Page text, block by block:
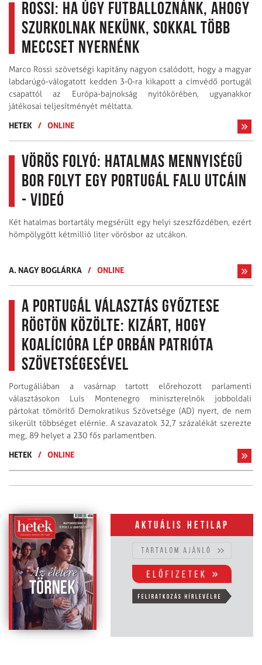
Rossi: ha úgy futballoznánk, ahogy
szurkolnak nekünk, sokkal több
meccset nyernénk
Marco Rossi szövetségi kapitány nagyon csalódott, hogy a magyar
labdarúgó-válogatott kedden 3-0-ra kikapott a címvédő portugál
csapattól az Európa-bajnokság nyitókörében, ugyanakkor
játékosai teljesítményét méltatta.
HETEK
/ ONLINE
Vörös folyó: hatalmas mennyiségű
bor folyt egy portugál falu utcáin
- videó
Két hatalmas bortartály megsérült egy helyi szeszfőzdében, ezért
hömpölygött kétmillió liter vörösbor az utcákon.
A. NAGY BOGLÁRKA / ONLINE
A portugál választás győztese
rögtön közölte: kizárt, hogy
koalícióra lép Orbán patrióta
szövetségesével
Portugáliában a vasárnap tartott előrehozott parlamenti
választásokon Luís Montenegro miniszterelnök jobboldali
pártokat tömörítő Demokratikus Szövetsége (AD) nyert, de nem
sikerült többséget elérnie. A szavazatok 32,7 százalékát szerezte
meg, 89 helyet a 230 fős parlamentben.
HETEK
/ ONLINE
Aktuális hetilap